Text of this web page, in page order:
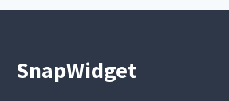
SnapWidget